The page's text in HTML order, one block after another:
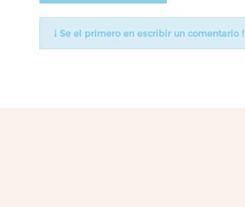
¡ Se el primero en escribir un comentario !